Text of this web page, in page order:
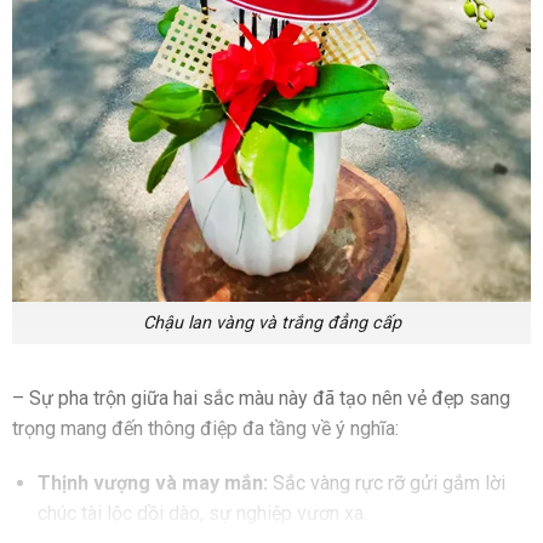
Chậu lan vàng và trắng đẳng cấp
– Sự pha trộn giữa hai sắc màu này đã tạo nên vẻ đẹp sang
trọng mang đến thông điệp đa tầng về ý nghĩa:
Thịnh vượng và may mắn: Sắc vàng rực rỡ gửi gắm lời
chúc tài lộc dồi dào, sự nghiệp vươn xa.